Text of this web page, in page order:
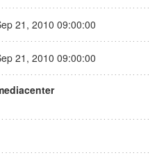
21, 2010 09:00:00
21, 2010 09:00:00